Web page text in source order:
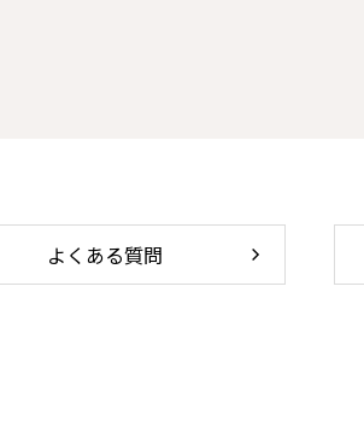
よくある質問